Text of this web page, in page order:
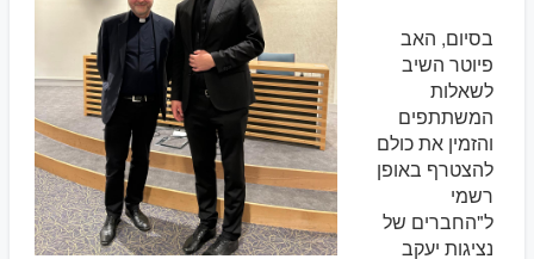
בסיום, האב
פיוטר השיב
לשאלות
המשתתפים
והזמין את כולם
להצטרף באופן
רשמי
ל"החברים של
נציגות יעקב